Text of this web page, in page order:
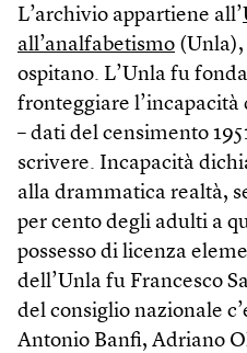
L’archivio appartiene all’
all’analfabetismo (Unla),
ospitano. L’Unla fu
fronteggiare l’incapacità
– dati del censimento
scrivere. Incapacità
alla drammatica realtà,
per cento degli adulti a
possesso di licenza
dell’Unla fu Francesco
del consiglio nazionale
Antonio Banfi, Adriano